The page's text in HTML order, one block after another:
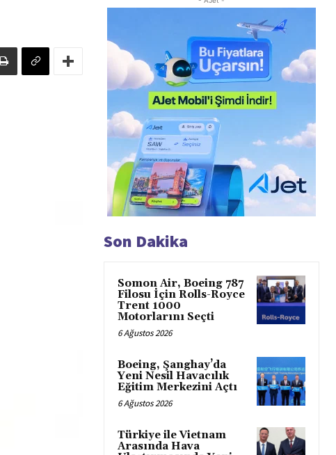
Son Dakika
Somon Air, Boeing 787
Filosu İçin Rolls-Royce
Trent 1000
Motorlarını Seçti
6 Ağustos 2026
Boeing, Şanghay’da
Yeni Nesil Havacılık
Eğitim Merkezini Açtı
6 Ağustos 2026
Türkiye ile Vietnam
Arasında Hava